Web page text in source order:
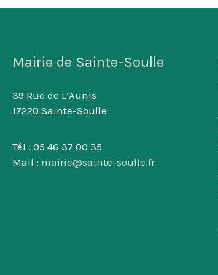
Mairie de Sainte-Soulle
39 Rue de L’Aunis
17220 Sainte-Soulle
Tél : 05 46 37 00 35
Mail : mairie@sainte-soulle.fr